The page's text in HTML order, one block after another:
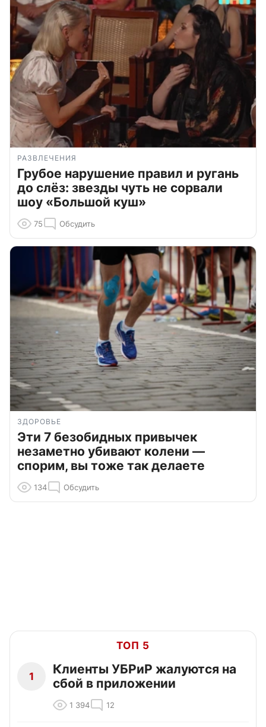
РАЗВЛЕЧЕНИЯ
Грубое нарушение правил и ругань
до слёз: звезды чуть не сорвали
шоу «Большой куш»
75 Обсудить
ЗДОРОВЬЕ
Эти 7 безобидных привычек
незаметно убивают колени —
спорим, вы тоже так делаете
134 Обсудить
ТОП 5
1
Клиенты УБРиР жалуются на
сбой в приложении
1 394 12